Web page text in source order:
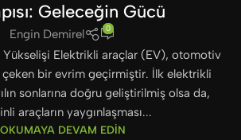
Geleceğin Gücü
Engin Demirel 0
Yükselişi Elektrikli araçlar (EV), otomotiv
bir evrim geçirmiştir. İlk elektrikli
sonlarına doğru geliştirilmiş olsa da,
araçların yaygınlaşması...
OKUMAYA DEVAM EDIN